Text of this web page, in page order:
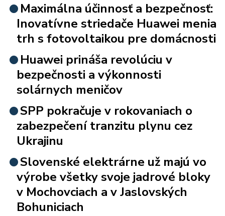
Maximálna účinnosť a bezpečnosť:
Inovatívne striedače Huawei menia
trh s fotovoltaikou pre domácnosti
Huawei prináša revolúciu v
bezpečnosti a výkonnosti
solárnych meničov
SPP pokračuje v rokovaniach o
zabezpečení tranzitu plynu cez
Ukrajinu
Slovenské elektrárne už majú vo
výrobe všetky svoje jadrové bloky
v Mochovciach a v Jaslovských
Bohuniciach